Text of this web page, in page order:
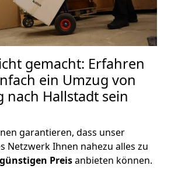
gemacht: Erfahren
ein Umzug von
nach Hallstadt sein
garantieren, dass unser
Netzwerk Ihnen nahezu alles zu
Preisanbieten können.